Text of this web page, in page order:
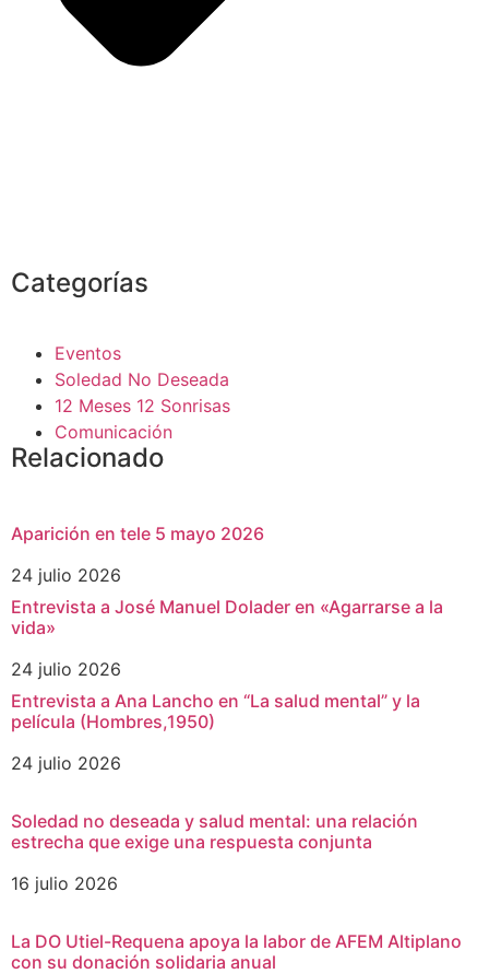
Categorías
Eventos
Soledad No Deseada
12 Meses 12 Sonrisas
Comunicación
Relacionado
Aparición en tele 5 mayo 2026
24 julio 2026
Entrevista a José Manuel Dolader en «Agarrarse a la
vida»
24 julio 2026
Entrevista a Ana Lancho en “La salud mental” y la
película (Hombres,1950)
24 julio 2026
Soledad no deseada y salud mental: una relación
estrecha que exige una respuesta conjunta
16 julio 2026
La DO Utiel-Requena apoya la labor de AFEM Altiplano
con su donación solidaria anual